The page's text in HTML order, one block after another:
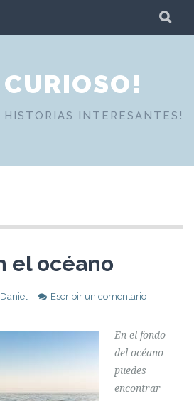
CURIOSO!
HISTORIAS INTERESANTES!
el océano
Daniel Escribir un comentario
En el fondo
del océano
puedes
encontrar